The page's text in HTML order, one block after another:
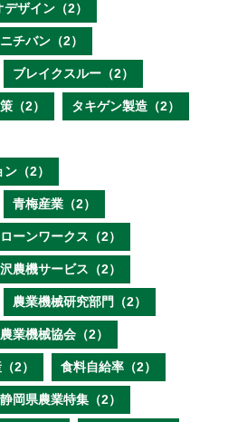
ザイン（2）
ニチバン（2）
ブレイクスルー（2）
（2） タキゲン製造（2）
（2）
青梅産業（2）
ローンワークス（2）
農機サービス（2）
農業機械研究部門（2）
業機械協会（2）
2） 食料自給率（2）
静岡県農業特集（2）